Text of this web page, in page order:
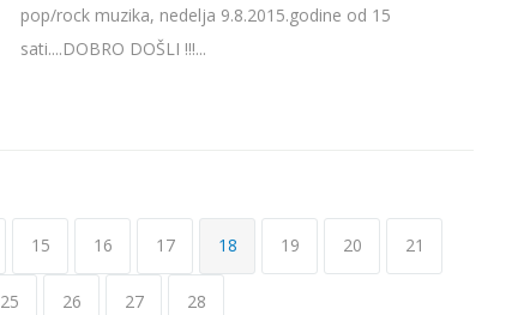
pop/rock muzika, nedelja 9.8.2015.godine od 15
sati....DOBRO DOŠLI !!!...
15 16 17 18 19 20 21
25 26 27 28